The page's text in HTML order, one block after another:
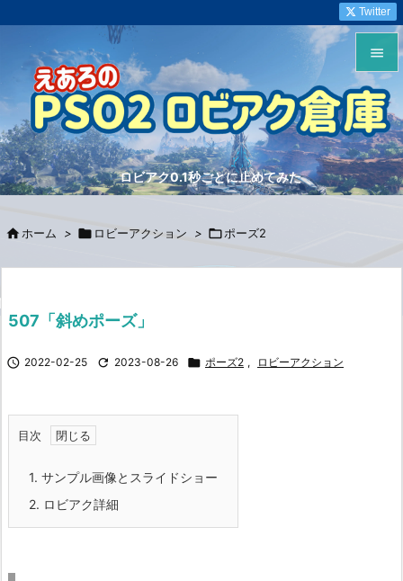
ロビアク0.1秒ごとに止めてみた


メニュ

サイド


Twitter
 ホーム >  ロビーアクション > ポーズ2
507「斜めポーズ」
 2022-02-25  2023-08-26  ポーズ2 , ロビーアクション
目次
1. サンプル画像とスライドショー
2. ロビアク詳細